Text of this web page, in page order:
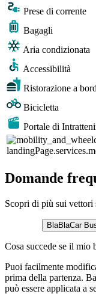
Prese di corrente
Bagagli
Aria condizionata
Accessibilità
Ristorazione a
Bicicletta
Portale di
Domande
Scopri di più sui vettori
BlaBlaCar
Cosa succede se il mio
Puoi facilmente
prima della partenza.
può essere applicata a